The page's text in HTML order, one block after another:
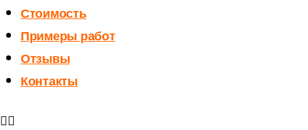
Стоимость
Примеры работ
Отзывы
Контакты